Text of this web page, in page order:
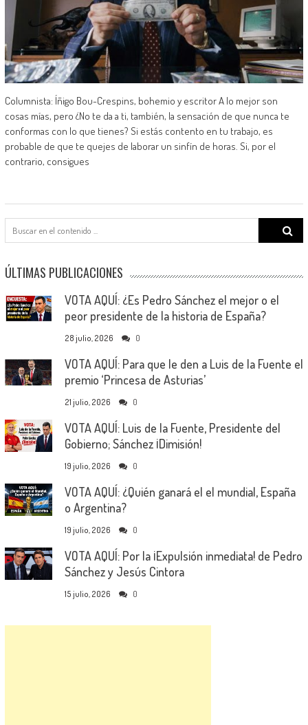
Columnista: Íñigo Bou-Crespins, bohemio y escritor A lo mejor son
cosas mías, pero ¿No te da a ti, también, la sensación de que nunca te
conformas con lo que tienes? Si estás contento en tu trabajo, es
probable de que te quejes de laborar un sinfín de horas. Si, por el
contrario, consigues
Search
for:
ÚLTIMAS PUBLICACIONES
VOTA AQUÍ: ¿Es Pedro Sánchez el mejor o el
peor presidente de la historia de España?
28 julio, 2026 0
VOTA AQUÍ: Para que le den a Luis de la Fuente el
premio ‘Princesa de Asturias’
21 julio, 2026 0
VOTA AQUÍ: Luis de la Fuente, Presidente del
Gobierno; Sánchez ¡Dimisión!
19 julio, 2026 0
VOTA AQUÍ: ¿Quién ganará el el mundial, España
o Argentina?
19 julio, 2026 0
VOTA AQUÍ: Por la ¡Expulsión inmediata! de Pedro
Sánchez y Jesús Cintora
15 julio, 2026 0